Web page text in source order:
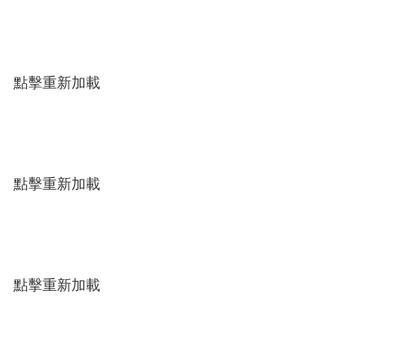
點擊重新加載
點擊重新加載
點擊重新加載